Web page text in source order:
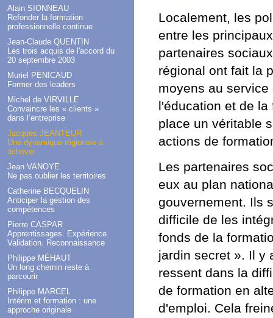
Alain SIONNEAU
Refonder la formation
professionnelle continue
Jean-Claude QUENTIN
Les trois acquis de l'accord du
20 septembre 2003
Muriel PÉNICAUD
Former des leaders
Michel de VIRVILLE
Convaincre les « clients »
dans l’entreprise
Jacques JEANTEUR
Une dynamique régionale à
achever
Jean VANOYE
Ne pas oublier les territoires
Catherine BECQUELIN
Anticiper la gestion des
compétences
Pierre CASPAR
Apprentissages. Expérience.
Validation. Reconnaissance
Philippe MÉHAUT
Un long chemin reste à
parcourir
Philippe MARCEL
Intérim et formation : une
approche originale
Localement, les
entre les
partenaires
régional ont fait la
moyens au
l'éducation et de
place un véritable
actions de
Les partenaires
eux au plan
gouvernement. Ils
difficile de les
fonds de la
jardin secret ». Il y
ressent dans la
de formation en
d'emploi. Cela